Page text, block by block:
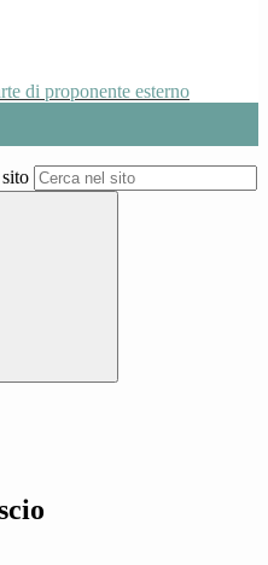
di proponente esterno